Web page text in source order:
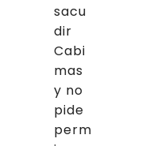
sacu
dir
Cabi
mas
y no
pide
perm